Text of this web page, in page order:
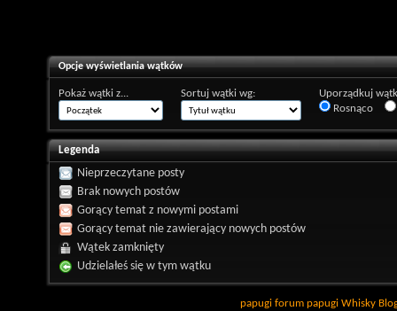
Opcje wyświetlania wątków
Pokaż wątki z... Sortuj wątki wg:
Uporządkuj
Rosnąco
Legenda
Nieprzeczytane posty
Brak nowych postów
Gorący temat z nowymi postami
Gorący temat nie zawierający nowych postów
Wątek zamknięty
Udzielałeś się w tym wątku
papugi forum papugi Whisky